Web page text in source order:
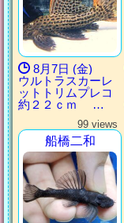
8月7日 (金)
ウルトラスカーレ
ットトリムプレコ
約２２ｃｍ …
99 views
船橋二和